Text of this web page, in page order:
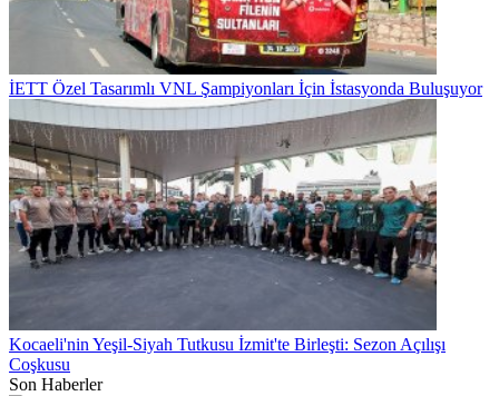
İETT Özel Tasarımlı VNL Şampiyonları İçin İstasyonda Buluşuyor
Kocaeli'nin Yeşil-Siyah Tutkusu İzmit'te Birleşti: Sezon Açılışı
Coşkusu
Son Haberler